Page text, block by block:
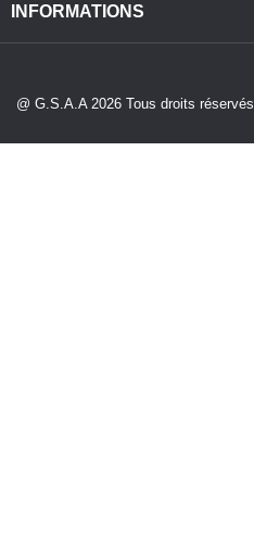
INFORMATIONS
@ G.S.A.A 2026 Tous droits réservés